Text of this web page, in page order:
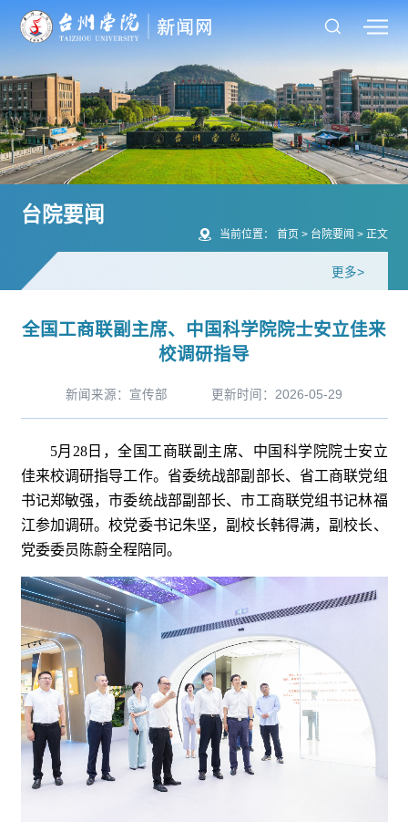
台院要闻
当前位置： 首页> 台院要闻 > 正文
更多>
全国工商联副主席、中国科学院院士安立佳来
校调研指导
新闻来源：宣传部 更新时间：2026-05-29
5月28日，全国工商联副主席、中国科学院院士安立
佳来校调研指导工作。省委统战部副部长、省工商联党组
书记郑敏强，市委统战部副部长、市工商联党组书记林福
江参加调研。校党委书记朱坚，副校长韩得满，副校长、
党委委员陈蔚全程陪同。